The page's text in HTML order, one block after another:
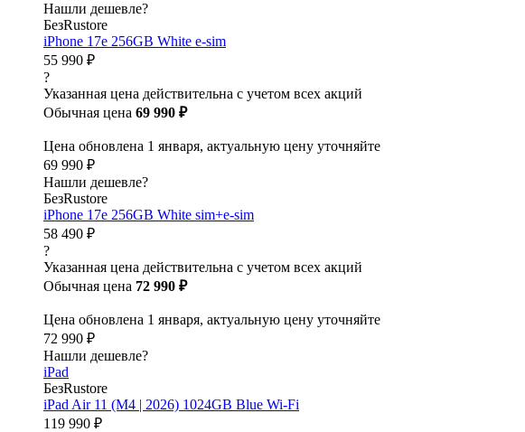
Нашли дешевле?
БезRustore
iPhone 17e 256GB White e-sim
55 990 ₽
?
Указанная цена действительна с учетом всех акций
Обычная цена 69 990 ₽
Цена обновлена 1 января, актуальную цену уточняйте
69 990 ₽
Нашли дешевле?
БезRustore
iPhone 17e 256GB White sim+e-sim
58 490 ₽
?
Указанная цена действительна с учетом всех акций
Обычная цена 72 990 ₽
Цена обновлена 1 января, актуальную цену уточняйте
72 990 ₽
Нашли дешевле?
iPad
БезRustore
iPad Air 11 (M4 | 2026) 1024GB Blue Wi-Fi
119 990 ₽